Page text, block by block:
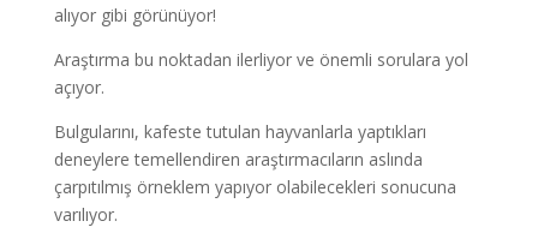
alıyor gibi görünüyor!
Araştırma bu noktadan ilerliyor ve önemli sorulara yol
açıyor.
Bulgularını, kafeste tutulan hayvanlarla yaptıkları
deneylere temellendiren araştırmacıların aslında
çarpıtılmış örneklem yapıyor olabilecekleri sonucuna
varılıyor.